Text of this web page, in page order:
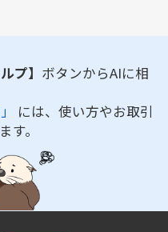
プ】 ボタンからAIに相
には、使い方やお取引
す。